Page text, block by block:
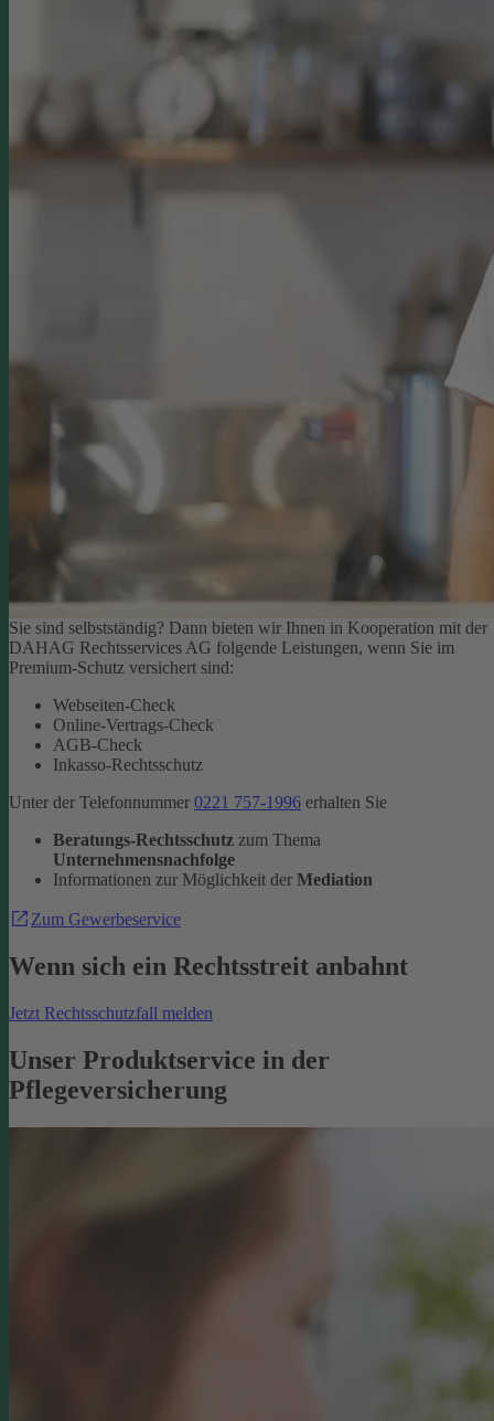
Sie sind selbstständig? Dann bieten wir Ihnen in Kooperation mit der
DAHAG Rechtsservices AG folgende Leistungen, wenn Sie im
Premium-Schutz versichert sind:
Webseiten-Check
Online-Vertrags-Check
AGB-Check
Inkasso-Rechtsschutz
Unter der Telefonnummer 0221 757-1996 erhalten Sie
Beratungs-Rechtsschutz zum Thema
Unternehmensnachfolge
Informationen zur Möglichkeit der Mediation
Zum Gewerbeservice
Wenn sich ein Rechtsstreit anbahnt
Jetzt Rechtsschutzfall melden
Unser Produktservice in der
Pflegeversicherung